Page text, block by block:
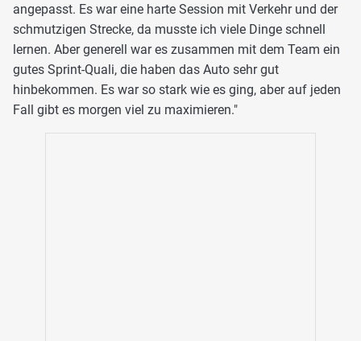
angepasst. Es war eine harte Session mit Verkehr und der
schmutzigen Strecke, da musste ich viele Dinge schnell
lernen. Aber generell war es zusammen mit dem Team ein
gutes Sprint-Quali, die haben das Auto sehr gut
hinbekommen. Es war so stark wie es ging, aber auf jeden
Fall gibt es morgen viel zu maximieren."